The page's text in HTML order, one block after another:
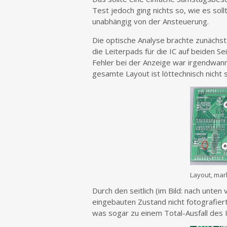
Test jedoch ging nichts so, wie es
unabhängig von der Ansteuerung.
Die optische Analyse brachte
die Leiterpads für die IC auf beiden
Fehler bei der Anzeige war
gesamte Layout ist löttechnisch nicht
Layout,
Durch den seitlich (im Bild: nach
eingebauten Zustand nicht
was sogar zu einem Total-Ausfall des